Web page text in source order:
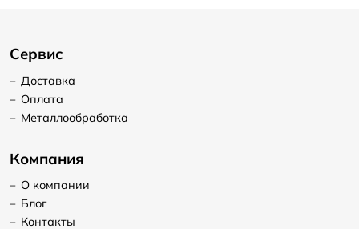
Сервис
– Доставка
– Оплата
– Металлообработка
Компания
– О компании
– Блог
– Контакты